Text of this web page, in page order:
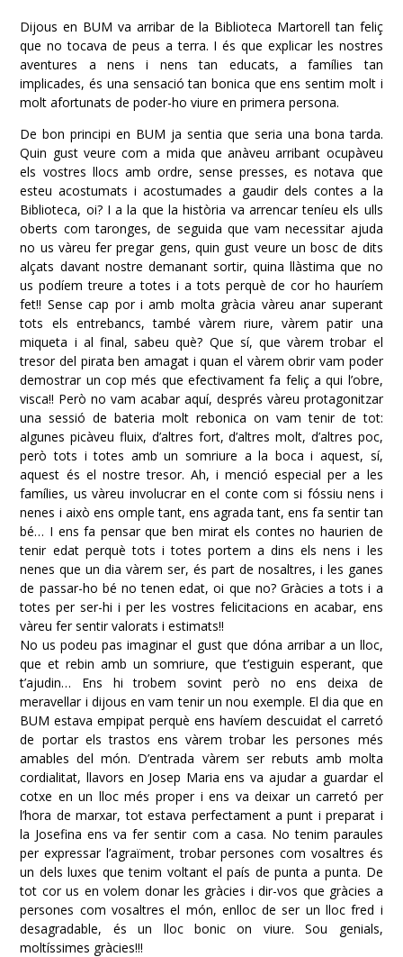
Dijous en BUM va arribar de la Biblioteca Martorell tan feliç
que no tocava de peus a terra. I és que explicar les nostres
aventures a nens i nens tan educats, a famílies tan
implicades, és una sensació tan bonica que ens sentim molt i
molt afortunats de poder-ho viure en primera persona.
De bon principi en BUM ja sentia que seria una bona tarda.
Quin gust veure com a mida que anàveu arribant ocupàveu
els vostres llocs amb ordre, sense presses, es notava que
esteu acostumatsi acostumades a gaudir dels contes a la
Biblioteca, oi? I a la que la història va arrencar teníeu els ulls
oberts com taronges, de seguida que vam necessitar ajuda
no us vàreu fer pregar gens, quin gust veure un bosc de dits
alçats davant nostre demanant sortir, quina llàstima que no
us podíem treure a totes i a tots perquè de cor ho hauríem
fet!! Sense cap por i amb molta gràcia vàreu anar superant
tots els entrebancs, també vàrem riure, vàrem patir una
miqueta i al final, sabeu què? Que sí, que vàrem trobar el
tresor del pirata ben amagat i quan el vàrem obrir vam poder
demostrar un cop més que efectivament fa feliç a qui l’obre,
visca!! Però no vam acabar aquí, després vàreu protagonitzar
una sessió de bateria molt rebonica on vam tenir de tot:
algunes picàveu fluix, d’altres fort, d’altres molt, d’altres poc,
però tots i totes amb un somriure a la boca i aquest, sí,
aquest és el nostre tresor. Ah, i menció especial per a les
famílies, us vàreu involucrar en el conte com si fóssiu nens i
nenes i això ens omple tant, ens agrada tant, ens fa sentir tan
bé… I ens fa pensar que ben mirat els contes no haurien de
tenir edat perquè tots i totes portem a dins els nens i les
nenes que un dia vàrem ser, és part de nosaltres, i les ganes
de passar-ho bé no tenen edat, oi que no? Gràcies a tots i a
totes per ser-hi i per les vostres felicitacions en acabar, ens
vàreu fer sentir valorats i estimats!!
No us podeu pas imaginar el gust que dóna arribar a un lloc,
que et rebin amb un somriure, que t’estiguin esperant, que
t’ajudin… Ens hi trobem sovint però no ens deixa de
meravellar i dijous en vam tenir un nou exemple. El dia que en
BUM estava empipat perquè ens havíem descuidat el carretó
de portar els trastos ens vàrem trobar les persones més
amables del món. D’entrada vàrem ser rebuts amb molta
cordialitat, llavors en Josep Maria ens va ajudar a guardar el
cotxe en un lloc més proper i ens va deixar un carretó per
l’hora de marxar, tot estava perfectament a punt i preparat i
la Josefina ens va fer sentir com a casa. No tenim paraules
per expressar l’agraïment, trobar persones com vosaltres és
un dels luxes que tenim voltant el país de punta a punta. De
tot cor us en volem donar les gràcies i dir-vos que gràcies a
persones com vosaltres el món, enlloc de ser un lloc fred i
desagradable, és un lloc bonic on viure. Sou genials,
moltíssimes gràcies!!!